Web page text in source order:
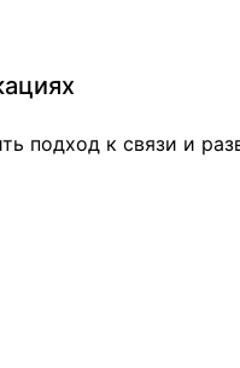
подход к связи и